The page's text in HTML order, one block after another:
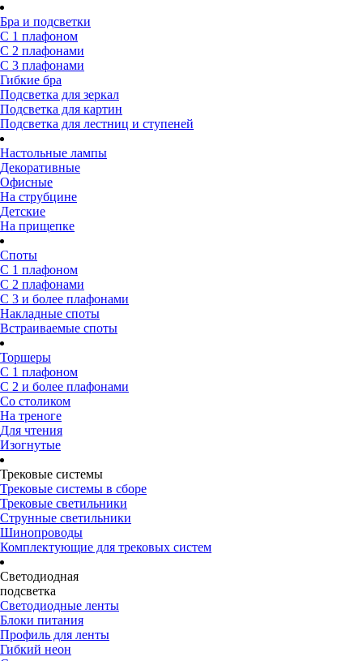
Бра и подсветки
С 1 плафоном
С 2 плафонами
С 3 плафонами
Гибкие бра
Подсветка для зеркал
Подсветка для картин
Подсветка для лестниц и ступеней
Настольные лампы
Декоративные
Офисные
На струбцине
Детские
На прищепке
Споты
С 1 плафоном
С 2 плафонами
С 3 и более плафонами
Накладные споты
Встраиваемые споты
Торшеры
С 1 плафоном
С 2 и более плафонами
Со столиком
На треноге
Для чтения
Изогнутые
Трековые системы
Трековые системы в сборе
Трековые светильники
Струнные светильники
Шинопроводы
Комплектующие для трековых систем
Светодиодная
подсветка
Светодиодные ленты
Блоки питания
Профиль для ленты
Гибкий неон